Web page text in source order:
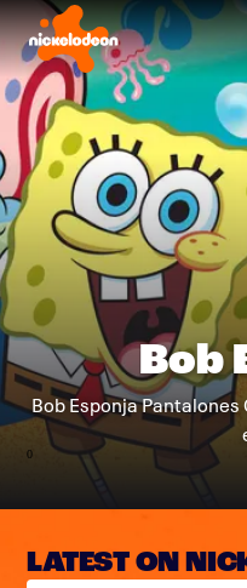
Bob
Bob Esponja
0
LATEST ON